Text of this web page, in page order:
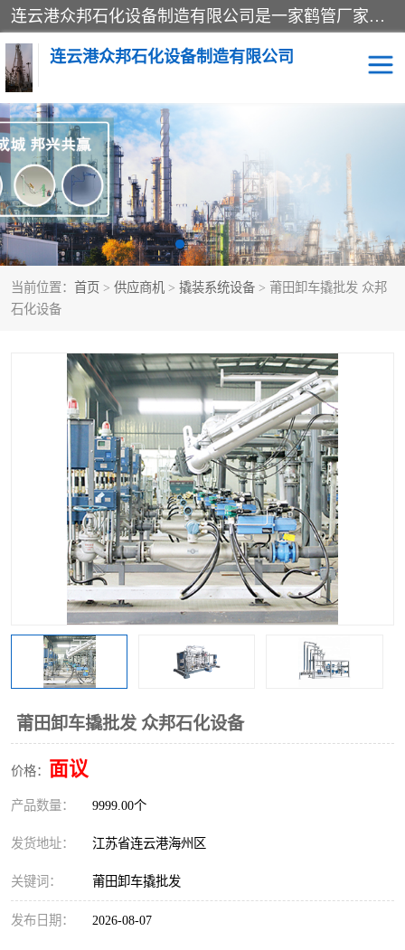
连云港众邦石化设备制造有限公司是一家鹤管厂家主营：鹤管、装车鹤管等，是致力于石油、石化等流体装卸设备(主要产品如鹤管、输油臂、脱缆钩等)的咨询、设计、制造、检测、安装指导、系统调试、维修维护等业务的公司。
连云港众邦石化设备制造有限公司
当前位置： 首页 > 供应商机 > 撬装系统设备 > 莆田卸车撬批发 众邦
石化设备
莆田卸车撬批发 众邦石化设备
价格： 面议
产品数量： 9999.00个
发货地址： 江苏省连云港海州区
关键词： 莆田卸车撬批发
发布日期： 2026-08-07
鹤管 顶部装卸鹤管
底部装卸鹤管 LNG低温鹤管
液氨鹤管 液化气鹤管
鹤管配件 活动梯栈台
撬装系统设备 装车鹤管